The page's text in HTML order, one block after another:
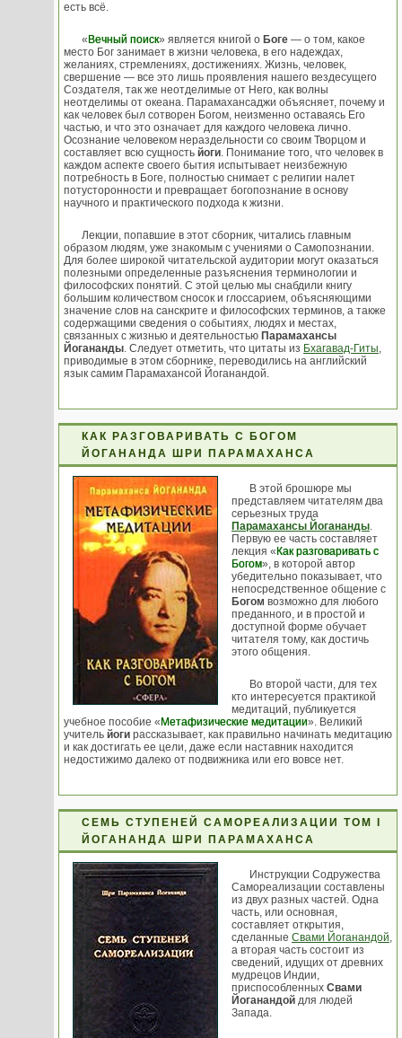
есть всё.
« Вечный поиск» является книгой о Боге — о том, какое
место Бог занимает в жизни человека, в его надеждах,
желаниях, стремлениях, достижениях. Жизнь, человек,
свершение — все это лишь проявления нашего вездесущего
Создателя, так же неотделимые от Него, как волны
неотделимы от океана. Парамахансаджи объясняет, почему и
как человек был сотворен Богом, неизменно оставаясь Его
частью, и что это означает для каждого человека лично.
Осознание человеком нераздельности со своим Творцом и
составляет всю сущность йоги. Понимание того, что человек в
каждом аспекте своего бытия испытывает неизбежную
потребность в Боге, полностью снимает с религии налет
потусторонности и превращает богопознание в основу
научного и практического подхода к жизни.
Лекции, попавшие в этот сборник, читались главным
образом людям, уже знакомым с учениями о Самопознании.
Для более широкой читательской аудитории могут оказаться
полезными определенные разъяснения терминологии и
философских понятий. С этой целью мы снабдили книгу
большим количеством сносок и глоссарием, объясняющими
значение слов на санскрите и философских терминов, а также
содержащими сведения о событиях, людях и местах,
связанных с жизнью и деятельностью Парамахансы
Йогананды. Следует отметить, что цитаты из Бхагавад-Гиты,
приводимые в этом сборнике, переводились на английский
язык самим Парамахансой Йоганандой.
КАК РАЗГОВАРИВАТЬ С БОГОМ
ЙОГАНАНДА ШРИ ПАРАМАХАНСА
В этой брошюре мы
представляем читателям два
серьезных труда
Парамахансы Йогананды.
Первую ее часть составляет
лекция « Как разговаривать с
Богом», в которой автор
убедительно показывает, что
непосредственное общение с
Богом возможно для любого
преданного, и в простой и
доступной форме обучает
читателя тому, как достичь
этого общения.
Во второй части, для тех
кто интересуется практикой
медитаций, публикуется
учебное пособие « Метафизические медитации». Великий
учитель йоги рассказывает, как правильно начинать медитацию
и как достигать ее цели, даже если наставник находится
недостижимо далеко от подвижника или его вовсе нет.
СЕМЬ СТУПЕНЕЙ САМОРЕАЛИЗАЦИИ ТОМ I
ЙОГАНАНДА ШРИ ПАРАМАХАНСА
Инструкции Содружества
Самореализации составлены
из двух разных частей. Одна
часть, или основная,
составляет открытия,
сделанные Свами Йоганандой,
а вторая часть состоит из
сведений, идущих от древних
мудрецов Индии,
приспособленных Свами
Йоганандой для людей
Запада.